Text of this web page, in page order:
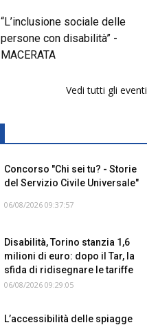
“L’inclusione sociale delle
persone con disabilità” -
MACERATA
Vedi tutti gli eventi
Concorso "Chi sei tu? - Storie
del Servizio Civile Universale"
06/08/2026 09:37:57
Disabilità, Torino stanzia 1,6
milioni di euro: dopo il Tar, la
sfida di ridisegnare le tariffe
06/08/2026 09:29:05
L’accessibilità delle spiagge